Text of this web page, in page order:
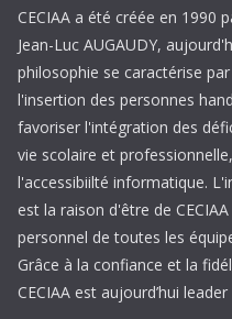
CECIAA a été créée en 1990
Jean-Luc AUGAUDY,
philosophie se caractérise
l'insertion des personnes
favoriser l'intégration des
vie scolaire et
l'accessibiilté informatique.
est la raison d'être de
personnel de toutes les
Grâce à la confiance et la
CECIAA est aujourd’hui